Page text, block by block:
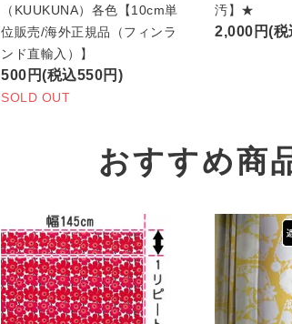
（KUUKUNA）各色【10cm単
位販売/海外正規品（フィンラ
ンド直輸入）】
500円(税込550円)
SOLD OUT
汚】★
2,000円(
おすすめ商